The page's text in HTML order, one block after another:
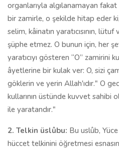
organlarıyla algılanamayan
bir zamirle, o şekilde hitap eder
selim, kâinatın yaratıcısının,
şüphe etmez. O bunun için, her
yaratıcıyı gösteren “O” zamirini
âyetlerine bir kulak ver: O, sizi
göklerin ve yerin Allah'ıdır." O
kullarının üstünde kuvvet sahibi
ile yaratandır."
2. Telkin üslûbu: Bu uslûb,
hüccet telkinini öğretmesi